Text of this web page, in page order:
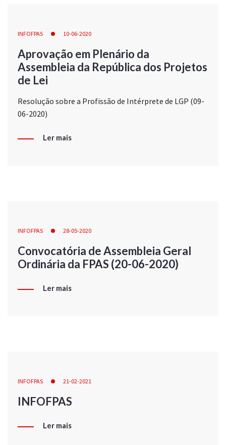
INFOFPAS 10-06-2020
Aprovação em Plenário da
Assembleia da República dos Projetos
de Lei
Resolução sobre a Profissão de Intérprete de LGP (09-
06-2020)
Ler mais
INFOFPAS 28-05-2020
Convocatória de Assembleia Geral
Ordinária da FPAS (20-06-2020)
Ler mais
INFOFPAS 21-02-2021
INFOFPAS
Ler mais